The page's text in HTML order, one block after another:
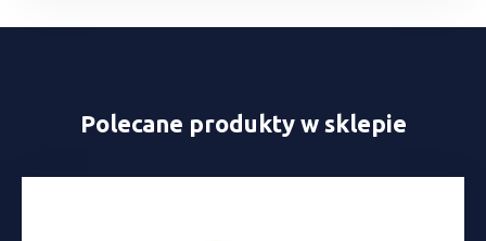
Polecane produkty w sklepie